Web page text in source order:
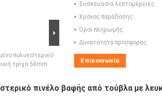
πολυεστερικό
τρίχα 50mm
Συσκευασία λεπτομέρειες:
Χρόνος παράδοσης:
Όροι πληρωμής:
Δυνατότητα προσφοράς:
Επικοινωνία
πινέλο βαφής από τούβλα με